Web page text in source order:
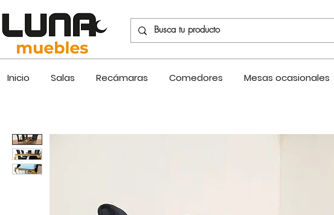
Inicio Salas Recámaras Comedores Mesas ocasionales